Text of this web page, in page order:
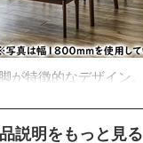
が特徴的なデザイン。
説明をもっと見る